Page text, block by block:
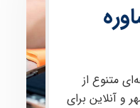
متنوع از
و آنلاین برای